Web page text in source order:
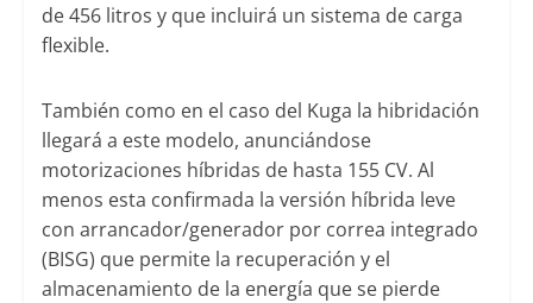
de 456 litros y que incluirá un sistema de carga
flexible.
También como en el caso del Kuga la hibridación
llegará a este modelo, anunciándose
motorizaciones híbridas de hasta 155 CV. Al
menos esta confirmada la versión híbrida leve
con arrancador/generador por correa integrado
(BISG) que permite la recuperación y el
almacenamiento de la energía que se pierde